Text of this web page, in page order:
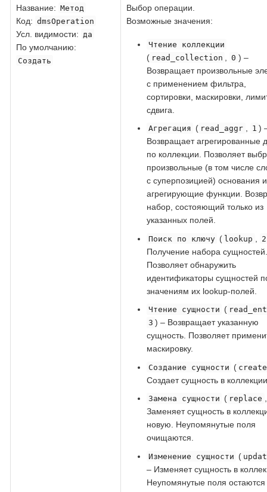
Название: Метод
Код: dmsOperation
Усл. видимости: да
По умолчанию:
Создать
Выбор операции.
Возможные значения:
Чтение коллекции
( read_collection 0 ) –
Возвращает произвольные
с применением фильтра,
сортировки, маскировки,
сдвига.
Агрегация ( read_aggr 1 )
Возвращает агрегированные
по коллекции. Позволяет
произвольные (в том числе
с суперпозицией) основания и
агрегирующие функции.
набор, состояющий только из
указанных полей.
Поиск по ключу ( lookup 2
Получение набора сущностей.
Позволяет обнаружить
идентификаторы сущностей
значениям их lookup-полей.
Чтение сущности (
3 ) – Возвращает указанную
сущность. Позволяет
маскировку.
Создание сущности ( create
Создает сущность в
Замена сущности ( replace
Заменяет сущность в
новую. Неупомянутые поля
очищаются.
Изменение сущности (
– Изменяет сущность в
Неупомянутые поля остаются